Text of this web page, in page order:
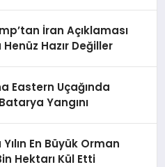
İran Açıklaması
Hazır Değiller
Eastern Uçağında
Yangını
En Büyük Orman
Hektarı Kül Etti